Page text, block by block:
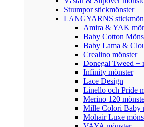
Strumpor stickmönster
LANGYARNS
Amira & YAK
Baby Cotton
Baby Lama &
Crealino mönster
Donegal Tweed +
Infinity mönster
Lace Design
Linello och Pride
Merino 120
Mille Colori Baby
Mohair Luxe